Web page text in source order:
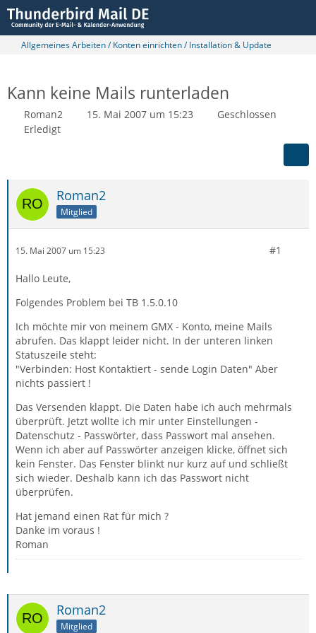
Allgemeines Arbeiten / Konten einrichten / Installation & Update
Kann keine Mails runterladen
Roman2 15. Mai 2007 um 15:23
Geschlossen
Erledigt
Roman2
Mitglied
15. Mai 2007 um 15:23 #1
Hallo Leute,
Folgendes Problem bei TB 1.5.0.10
Ich möchte mir von meinem GMX - Konto, meine Mails
abrufen. Das klappt leider nicht. In der unteren linken
Statuszeile steht:
"Verbinden: Host Kontaktiert - sende Login Daten" Aber
nichts passiert !
Das Versenden klappt. Die Daten habe ich auch mehrmals
überprüft. Jetzt wollte ich mir unter Einstellungen -
Datenschutz - Passwörter, dass Passwort mal ansehen.
Wenn ich aber auf Passwörter anzeigen klicke, öffnet sich
kein Fenster. Das Fenster blinkt nur kurz auf und schließt
sich wieder. Deshalb kann ich das Passwort nicht
überprüfen.
Hat jemand einen Rat für mich ?
Danke im voraus !
Roman
Roman2
Mitglied